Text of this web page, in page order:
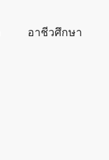
อาชีวศึกษา